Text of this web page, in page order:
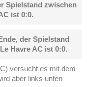
Spielstand zwischen
ist 0:0.
der Spielstand
Havre AC ist 0:0.
versucht es mit dem
aber links unten